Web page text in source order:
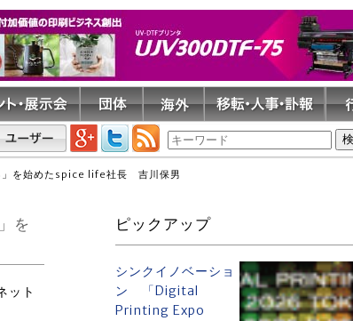
」を始めたspice life社長 吉川保男
を
ット
ピックアップ
シンクイノベーショ
ン 「Digital
Printing Expo